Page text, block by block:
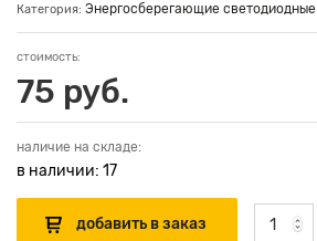
Категория: Энергосберегающие светодиодные
стоимость:
75 руб.
наличие на складе:
в наличии: 17